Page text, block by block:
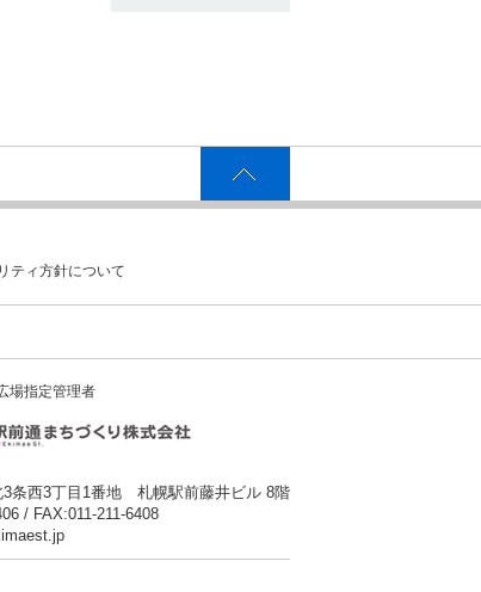
ティ方針について
場指定管理者
3条西3丁目1番地 札幌駅前藤井ビル 8階
/ FAX:011-211-6408